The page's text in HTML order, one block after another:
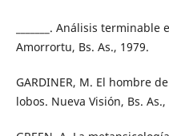
_______. Análisis
Amorrortu, Bs. As., 1979.
GARDINER, M. El hombre
lobos. Nueva Visión, Bs. As.,